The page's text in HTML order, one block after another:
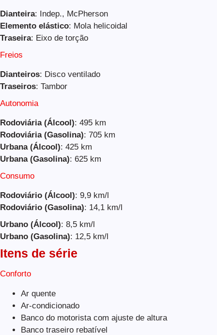
Dianteira: Indep., McPherson
Elemento elástico: Mola helicoidal
Traseira: Eixo de torção
Freios
Dianteiros: Disco ventilado
Traseiros: Tambor
Autonomia
Rodoviária (Álcool): 495 km
Rodoviária (Gasolina): 705 km
Urbana (Álcool): 425 km
Urbana (Gasolina): 625 km
Consumo
Rodoviário (Álcool): 9,9 km/l
Rodoviário (Gasolina): 14,1 km/l
Urbano (Álcool): 8,5 km/l
Urbano (Gasolina): 12,5 km/l
Itens de série
Conforto
Ar quente
Ar-condicionado
Banco do motorista com ajuste de altura
Banco traseiro rebatível